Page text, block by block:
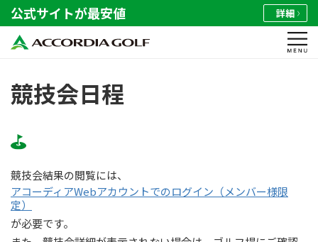
公式サイトが最安値 詳細
競技会日程
競技会結果の閲覧には、
アコーディアWebアカウントでのログイン（メンバー様限
定）
が必要です。